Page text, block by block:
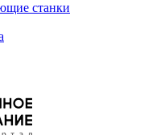
станки